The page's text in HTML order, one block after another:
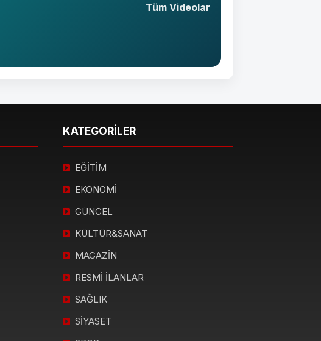
Tüm Videolar
KATEGORİLER
EĞİTİM
EKONOMİ
GÜNCEL
KÜLTÜR&SANAT
MAGAZİN
RESMİ İLANLAR
SAĞLIK
SİYASET